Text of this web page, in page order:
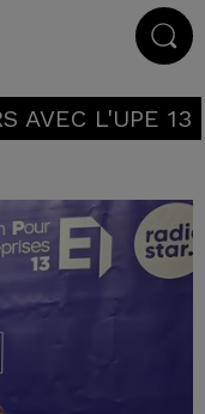
AVEC L'UPE 13